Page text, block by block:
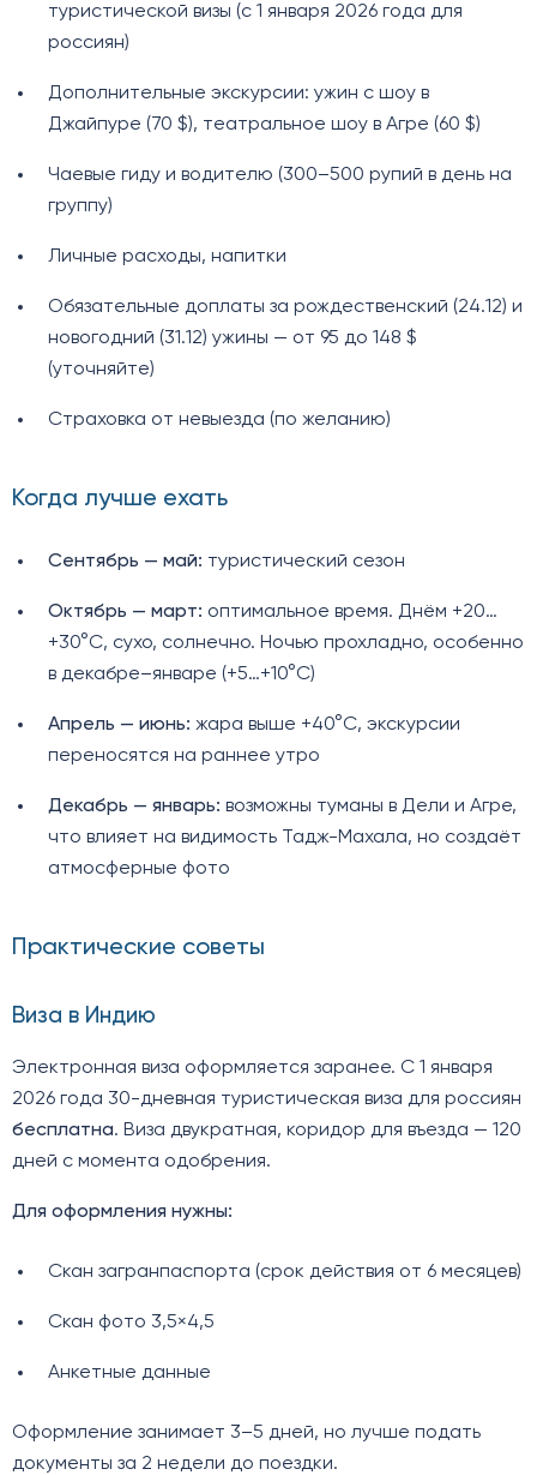
туристической визы (с 1 января 2026 года для
россиян)
Дополнительные экскурсии: ужин с шоу в
Джайпуре (70 $), театральное шоу в Агре (60 $)
Чаевые гиду и водителю (300–500 рупий в день на
группу)
Личные расходы, напитки
Обязательные доплаты за рождественский (24.12) и
новогодний (31.12) ужины — от 95 до 148 $
(уточняйте)
Страховка от невыезда (по желанию)
Когда лучше ехать
Сентябрь — май: туристический сезон
Октябрь — март: оптимальное время. Днём +20…
+30°C, сухо, солнечно. Ночью прохладно, особенно
в декабре–январе (+5…+10°C)
Апрель — июнь: жара выше +40°C, экскурсии
переносятся на раннее утро
Декабрь — январь: возможны туманы в Дели и Агре,
что влияет на видимость Тадж-Махала, но создаёт
атмосферные фото
Практические советы
Виза в Индию
Электронная виза оформляется заранее. С 1 января
2026 года 30-дневная туристическая виза для россиян
бесплатна. Виза двукратная, коридор для въезда — 120
дней с момента одобрения.
Для оформления нужны:
Скан загранпаспорта (срок действия от 6 месяцев)
Скан фото 3,5×4,5
Анкетные данные
Оформление занимает 3–5 дней, но лучше подать
документы за 2 недели до поездки.